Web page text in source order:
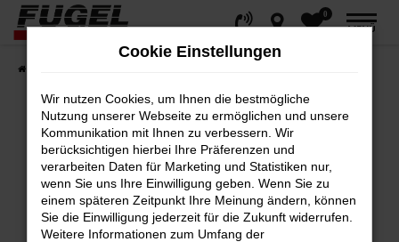
Zum
Hauptinhalt
springen
0
MENÜ
Fehler: Network Error
Beim Laden ist ein Fehler aufgetreten.
Hier sind ein paar Tipps, die dir helfen können:
Cookie Einstellungen
Wir nutzen Cookies, um Ihnen die bestmögliche
Nutzung unserer Webseite zu ermöglichen und unsere
Kommunikation mit Ihnen zu verbessern. Wir
berücksichtigen hierbei Ihre Präferenzen und
verarbeiten Daten für Marketing und Statistiken nur,
wenn Sie uns Ihre Einwilligung geben. Wenn Sie zu
einem späteren Zeitpunkt Ihre Meinung ändern, können
Sie die Einwilligung jederzeit für die Zukunft widerrufen.
Weitere Informationen zum Umfang der